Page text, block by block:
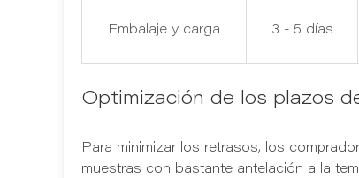
Embalaje y carga 3 - 5 días
Optimización de los plazos
Para minimizar los retrasos, los
muestras con bastante antelación a la